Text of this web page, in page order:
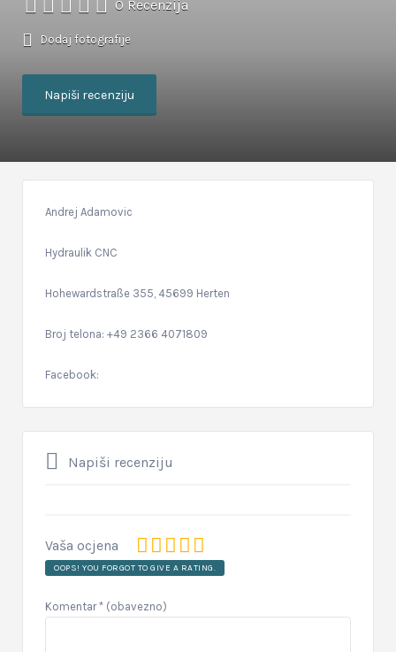
0 Recenzija
Dodaj fotografije
Napiši recenziju
Andrej Adamovic
Hydraulik CNC
Hohewardstraße 355, 45699 Herten
Broj telona: +49 2366 4071809
Facebook:
Napiši recenziju
Vaša ocjena
OOPS! YOU FORGOT TO GIVE A RATING.
Komentar* (obavezno)